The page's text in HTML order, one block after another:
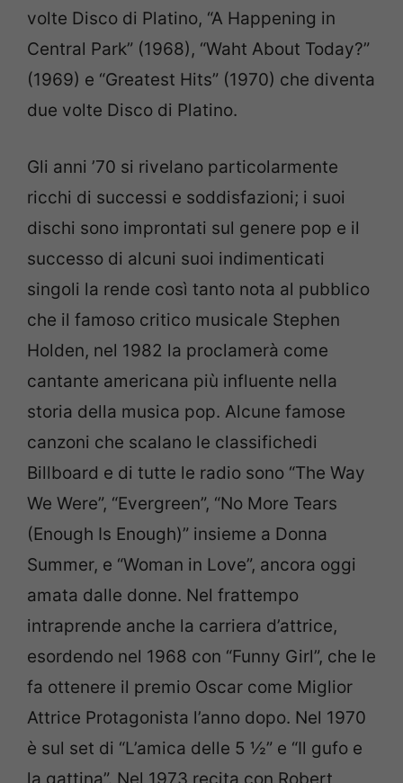
volte Disco di Platino, “A Happening in
Central Park” (1968), “Waht About Today?”
(1969) e “Greatest Hits” (1970) che diventa
due volte Disco di Platino.
Gli anni ’70 si rivelano particolarmente
ricchi di successi e soddisfazioni; i suoi
dischi sono improntati sul genere pop e il
successo di alcuni suoi indimenticati
singoli la rende così tanto nota al pubblico
che il famoso critico musicale Stephen
Holden, nel 1982 la proclamerà come
cantante americana più influente nella
storia della musica pop. Alcune famose
canzoni che scalano le classifichedi
Billboard e di tutte le radio sono “The Way
We Were”, “Evergreen”, “No More Tears
(Enough Is Enough)” insieme a Donna
Summer, e “Woman in Love”, ancora oggi
amata dalle donne. Nel frattempo
intraprende anche la carriera d’attrice,
esordendo nel 1968 con “Funny Girl”, che le
fa ottenere il premio Oscar come Miglior
Attrice Protagonista l’anno dopo. Nel 1970
è sul set di “L’amica delle 5 ½” e “Il gufo e